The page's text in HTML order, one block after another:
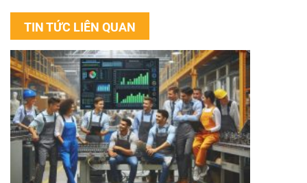
TIN TỨC LIÊN QUAN